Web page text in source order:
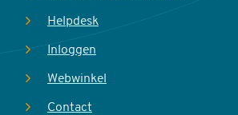
Helpdesk
Inloggen
Webwinkel
Contact